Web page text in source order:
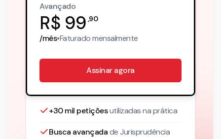
Avançado
R$ 99 ,90
/mês•Faturadomensalmente
Assinar agora
+30 mil petiçõesutilizadas na prática
Busca avançadade Jurisprudência